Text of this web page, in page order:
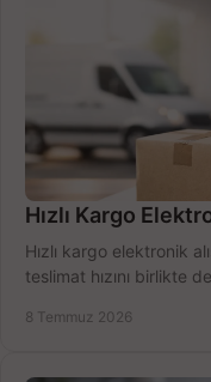
Hızlı Kargo
Hızlı kargo elektronik
teslimat hızını birlikte
8 Temmuz 2026